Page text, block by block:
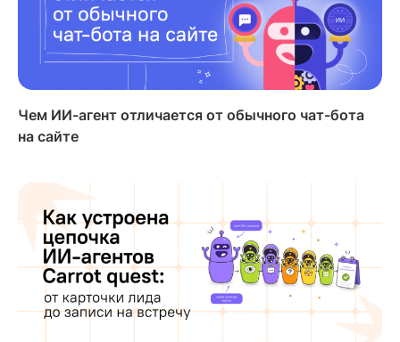
Чем ИИ-агент отличается от обычного чат-бота
на сайте